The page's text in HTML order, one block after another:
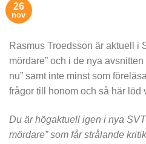
26
nov
Rasmus Troedsson är aktuell i
mördare” och i de nya
nu” samt inte minst som
frågor till honom och så här löd
Du är högaktuell igen i nya
mördare” som får strålande